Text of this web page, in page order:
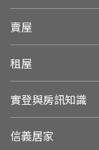
賣屋
租屋
實登與房訊知識
信義居家